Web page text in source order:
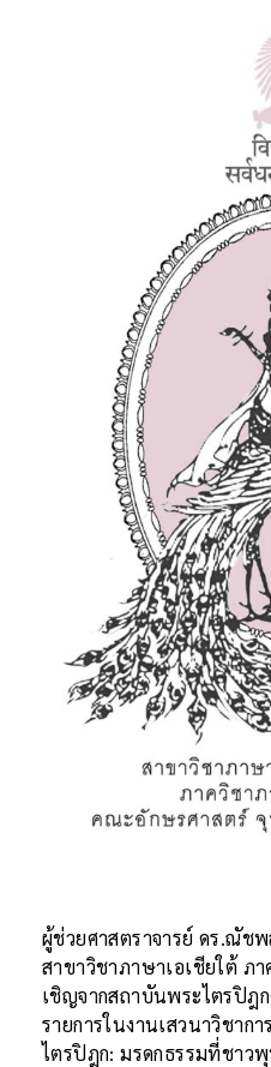
ผู้ช่วยศาสตราจารย์ ดร.ณัช
สาขาวิชาภาษาเอเชียใต้ ภ
เชิญจากสถาบันพระไตรปิฎ
รายการในงานเสวนาวิชา
ไตรปิฎก: มรดกธรรมที่ชาว